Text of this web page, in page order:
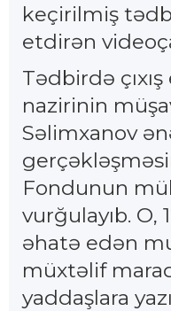
keçirilmiş
etdirən
Tədbirdə
nazirinin
Səlimxanov
Fondunun
vurğulayıb. O,
əhatə edən
müxtəlif
yaddaşlara